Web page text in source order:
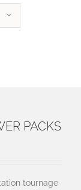
PACKS
tournage